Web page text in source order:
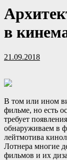
в
21.09.2018
В том или ином
фильме, но есть
требует
обнаруживаем в
лейтмотива
Лотнера многие
фильмов и их